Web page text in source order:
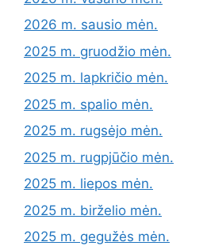
2026 m. sausio mėn.
2025 m. gruodžio mėn.
2025 m. lapkričio mėn.
2025 m. spalio mėn.
2025 m. rugsėjo mėn.
2025 m. rugpjūčio mėn.
2025 m. liepos mėn.
2025 m. birželio mėn.
2025 m. gegužės mėn.